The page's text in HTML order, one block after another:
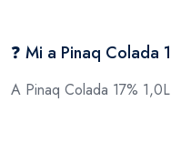
❓ Mi a Pinaq Colada
A Pinaq Colada 17%